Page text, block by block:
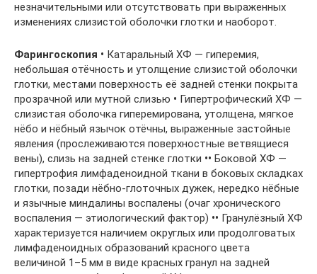
незначительными или отсутствовать при выраженных
изменениях слизистой оболочки глотки и наоборот.
Фарингоскопия • Катаральный ХФ — гиперемия,
небольшая отёчность и утолщение слизистой оболочки
глотки, местами поверхность её задней стенки покрыта
прозрачной или мутной слизью • Гипертрофический ХФ —
слизистая оболочка гиперемирована, утолщена, мягкое
нёбо и нёбный язычок отёчны, выраженные застойные
явления (прослеживаются поверхностные ветвящиеся
вены), слизь на задней стенке глотки •• Боковой ХФ —
гипертрофия лимфаденоидной ткани в боковых складках
глотки, позади нёбно-глоточных дужек, нередко нёбные
и язычные миндалины воспалены (очаг хронического
воспаления — этиологический фактор) •• Гранулёзный ХФ
характеризуется наличием округлых или продолговатых
лимфаденоидных образований красного цвета
величиной 1–5 мм в виде красных гранул на задней